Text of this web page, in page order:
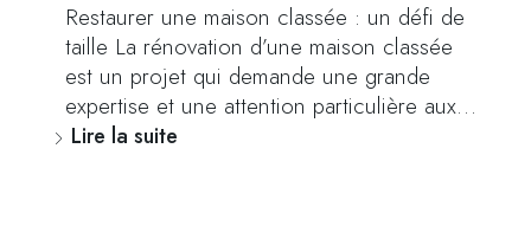
Restaurer une maison classée : un défi de
taille La rénovation d’une maison classée
est un projet qui demande une grande
expertise et une attention particulière aux…
Lire la suite